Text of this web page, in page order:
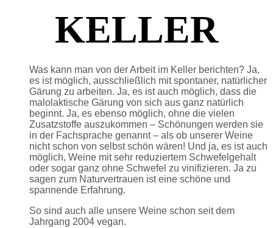
KELLER
Was kann man von der Arbeit im Keller berichten? Ja,
es ist möglich, ausschließlich mit spontaner, natürlicher
Gärung zu arbeiten. Ja, es ist auch möglich, dass die
malolaktische Gärung von sich aus ganz natürlich
beginnt. Ja, es ebenso möglich, ohne die vielen
Zusatzstoffe auszukommen – Schönungen werden sie
in der Fachsprache genannt – als ob unserer Weine
nicht schon von selbst schön wären! Und ja, es ist auch
möglich, Weine mit sehr reduziertem Schwefelgehalt
oder sogar ganz ohne Schwefel zu vinifizieren. Ja zu
sagen zum Naturvertrauen ist eine schöne und
spannende Erfahrung.
So sind auch alle unsere Weine schon seit dem
Jahrgang 2004 vegan.